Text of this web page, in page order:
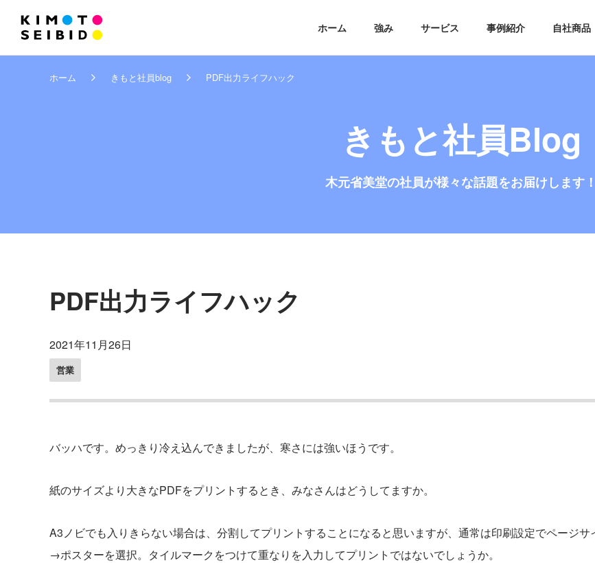
ホーム 強み サービス 事例紹介 自社商品
ホーム きもと社員blog PDF出力ライフハック
きもと社員Blog
木元省美堂の社員が様々な話題をお届けします！
PDF出力ライフハック
2021年11月26日
営業
バッハです。めっきり冷え込んできましたが、寒さには強いほうです。
紙のサイズより大きなPDFをプリントするとき、みなさんはどうしてますか。
A3ノビでも入りきらない場合は、分割してプリントすることになると思いますが、通常は印刷設定でページサ
→ポスターを選択。タイルマークをつけて重なりを入力してプリントではないでしょうか。